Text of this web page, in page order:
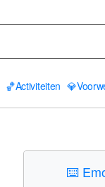
🏀Activiteiten 💎
⌨️